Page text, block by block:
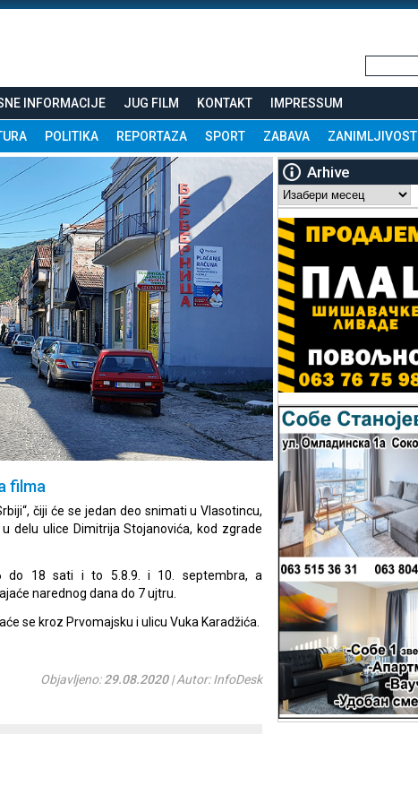
INFORMACIJE JUG FILM KONTAKT IMPRESSUM
POLITIKA REPORTAZA SPORT ZABAVA ZANIMLJIVOSTI
filma
čiji će se jedan deo snimati u Vlasotincu,
delu ulice Dimitrija Stojanovića, kod zgrade
do 18 sati i to 5.8.9. i 10. septembra, a
narednog dana do 7 ujtru.
se kroz Prvomajsku i ulicu Vuka Karadžića.
Objavljeno:29.08.2020| Autor: InfoDesk
Arhive
Arhive